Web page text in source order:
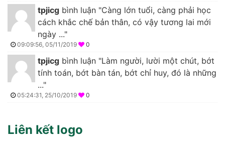
tpjicg bình luận "Càng lớn tuổi, càng phải học
cách khắc chế bản thân, có vậy tương lai mới
ngày ..."
09:09:56, 05/11/2019 0
tpjicg bình luận "Làm người, lười một chút, bớt
tính toán, bớt bàn tán, bớt chỉ huy, đó là những
..."
05:24:31, 25/10/2019 0
Liên kết logo